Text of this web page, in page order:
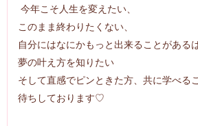
今年こそ人生を変えたい、
このまま終わりたくない、
自分にはなにかもっと出来ることがあるは
夢の叶え方を知りたい
そして直感でピンときた方、 共に学べる
待ちしております♡